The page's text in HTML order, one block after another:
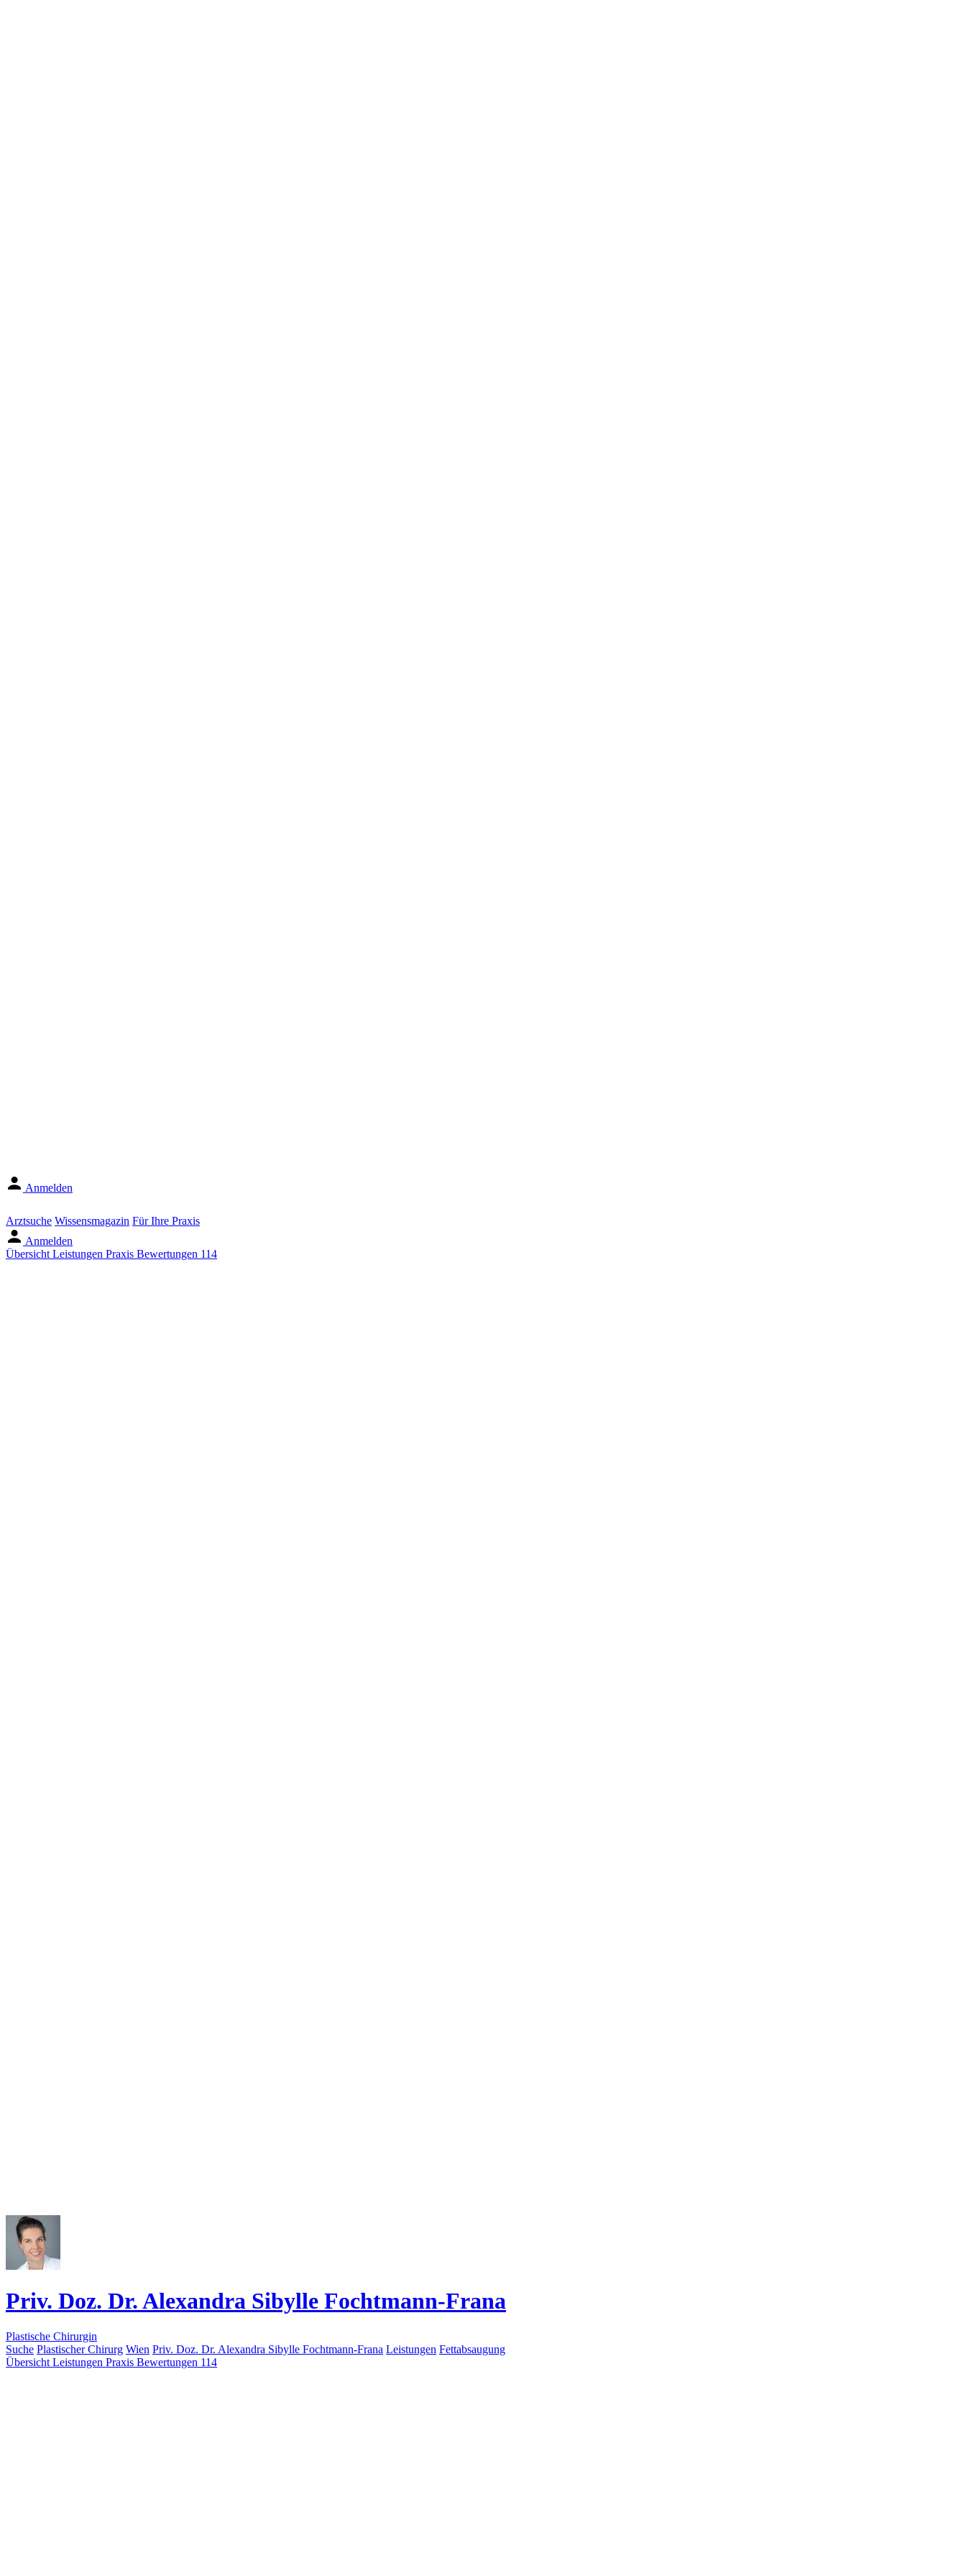
Anmelden
Arztsuche Wissensmagazin Für Ihre Praxis
Anmelden
Übersicht Leistungen Praxis Bewertungen 114
Priv. Doz. Dr. Alexandra Sibylle Fochtmann-Frana
Plastische Chirurgin
Suche Plastischer Chirurg Wien Priv. Doz. Dr. Alexandra Sibylle Fochtmann-Frana Leistungen Fettabsaugung
Übersicht Leistungen Praxis Bewertungen 114